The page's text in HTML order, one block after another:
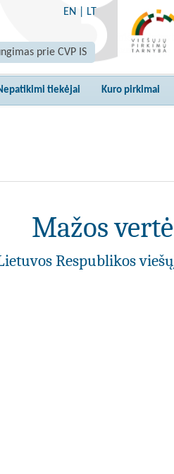
EN LT
prie CVP IS
tiekėjai Kuro pirkimai
Mažos
Respublikos